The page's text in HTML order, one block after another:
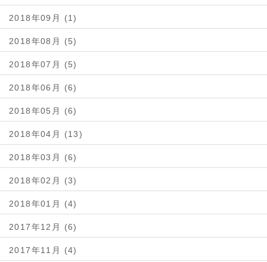
2018年09月 (1)
2018年08月 (5)
2018年07月 (5)
2018年06月 (6)
2018年05月 (6)
2018年04月 (13)
2018年03月 (6)
2018年02月 (3)
2018年01月 (4)
2017年12月 (6)
2017年11月 (4)